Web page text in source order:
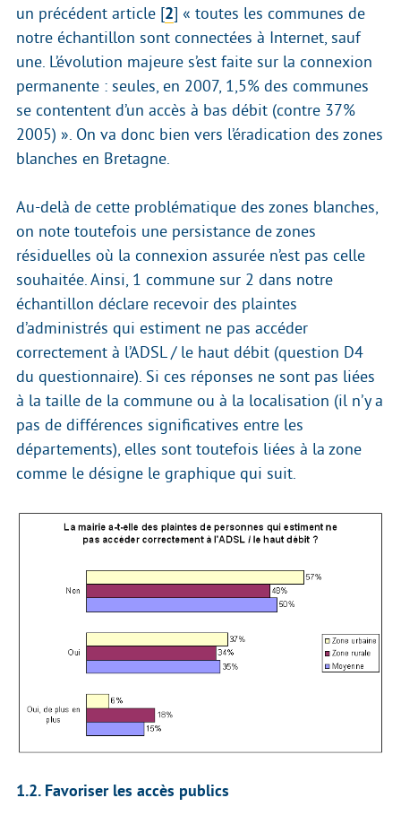
un précédent article [2] « toutes les communes de
notre échantillon sont connectées à Internet, sauf
une. L’évolution majeure s’est faite sur la connexion
permanente : seules, en 2007, 1,5% des communes
se contentent d’un accès à bas débit (contre 37%
2005) ». On va donc bien vers l’éradication des zones
blanches en Bretagne.
Au-delà de cette problématique des zones blanches,
on note toutefois une persistance de zones
résiduelles où la connexion assurée n’est pas celle
souhaitée. Ainsi, 1 commune sur 2 dans notre
échantillon déclare recevoir des plaintes
d’administrés qui estiment ne pas accéder
correctement à l’ADSL / le haut débit (question D4
du questionnaire). Si ces réponses ne sont pas liées
à la taille de la commune ou à la localisation (il n’y a
pas de différences significatives entre les
départements), elles sont toutefois liées à la zone
comme le désigne le graphique qui suit.
1.2. Favoriser les accès publics